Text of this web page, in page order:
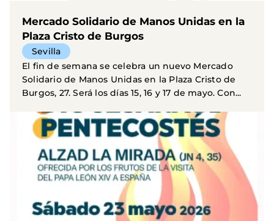
Mercado Solidario de Manos Unidas en la
Plaza Cristo de Burgos
Sevilla
El fin de semana se celebra un nuevo Mercado
Solidario de Manos Unidas en la Plaza Cristo de
Burgos, 27. Será los días 15, 16 y 17 de mayo. Con...